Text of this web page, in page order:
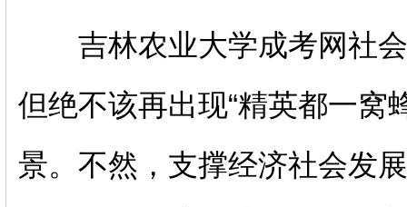
吉林农业大学成考网社
但绝不该再出现“精英都一窝
景。不然，支撑经济社会发